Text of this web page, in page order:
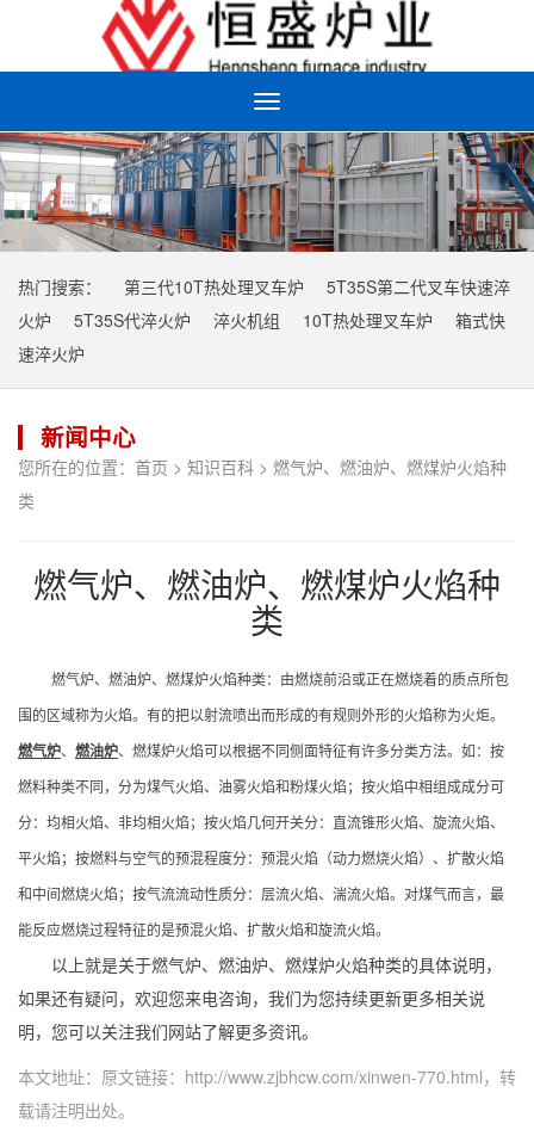
Toggle
navigation
热门搜索： 第三代10T热处理叉车炉
5T35S第二代叉车快速淬
火炉
5T35S代淬火炉 淬火机组 10T热处理叉车炉
箱式快
速淬火炉
新闻中心
您所在的位置： 首页 > 知识百科 > 燃气炉、燃油炉、燃煤炉火焰种
类
燃气炉、燃油炉、燃煤炉火焰种
类
燃气炉、燃油炉、燃煤炉火焰种类： 由燃烧前沿或正在燃烧着的质点所包
围的区域称为火焰。有的把以射流喷出而形成的有规则外形的火焰称为火炬。
燃气炉、 燃油炉、燃煤炉火焰可以根据不同侧面特征有许多分类方法。如：按
燃料种类不同，分为煤气火焰、油雾火焰和粉煤火焰；按火焰中相组成成分可
分：均相火焰、非均相火焰；按火焰几何开关分：直流锥形火焰、旋流火焰、
平火焰；按燃料与空气的预混程度分：预混火焰（动力燃烧火焰）、扩散火焰
和中间燃烧火焰；按气流流动性质分：层流火焰、湍流火焰。对煤气而言，最
能反应燃烧过程特征的是预混火焰、扩散火焰和旋流火焰。
以上就是关于燃气炉、燃油炉、燃煤炉火焰种类的具体说明，
如果还有疑问，欢迎您来电咨询，我们为您持续更新更多相关说
明，您可以关注我们网站了解更多资讯。
本文地址：原文链接： http://www.zjbhcw.com/xinwen-770.html，转
载请注明出处。